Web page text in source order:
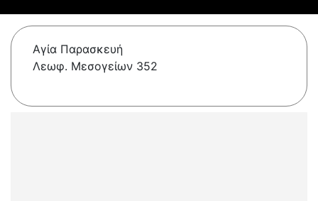
Αγία Παρασκευή
Λεωφ. Μεσογείων 352